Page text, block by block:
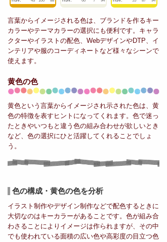
言葉からイメージされる色は、ブランドを作るキー
カラーやテーマカラーの選択にも便利です。キャラ
クターやイラストの配色、WebデザインやDTP、イ
ンテリアや服のコーディネートなど様々なシーンで
使えます。
黄色の色
黄色という言葉からイメージされ示された色は、黄
色の特徴を表すヒントになってくれます。色で迷っ
たときやいつもと違う色の組み合わせが欲しいとき
など、色の選択にひと活躍してくれることでしょ
う。
色の構成・黄色の色を分析
イラスト制作やデザイン制作などで配色するときに
大切なのはキーカラーがあることです。色が組み合
わさることによりイメージは作られますが、その中
でも使われている面積の広い色や高彩度の目立つ色